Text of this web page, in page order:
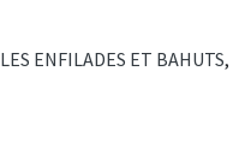
LES ENFILADES ET BAHUTS,